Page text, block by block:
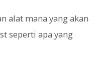
alat mana yang akan
seperti apa yang